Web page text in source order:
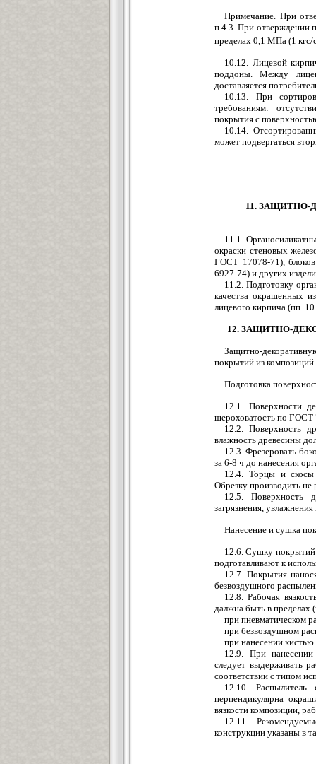
Примечание. При
п.4.3. При отверждении
пределах 0,1 МПа (1 кгс/
10.12. Лицевой
поддоны. Между
доставляется
10.13. При
требованиям:
покрытия с
10.14.
может подвергаться
11. ЗАЩИТНО-
11.1.
окраски стеновых
ГОСТ 17078-71),
6927-74) и других
11.2. Подготовку
качества окрашенных
лицевого кирпича (пп.
12. ЗАЩИТНО-
Защитно-
покрытий из
Подготовка
12.1. Поверхности
шероховатость по ГОСТ
12.2. Поверхность
влажность древесины
12.3. Фрезеровать
за 6-8 ч до нанесения
12.4. Торцы и скосы
Обрезку производить не
12.5. Поверхность
загрязнения,
Нанесение и сушка
12.6. Сушку покрытий
подготавливают к
12.7. Покрытия
безвоздушного
12.8. Рабочая
далжна быть в пределах
при пневматическом
при безвоздушном
при нанесении
12.9. При нанесении
следует выдерживать
соответствии с типом
12.10.
перпендикулярна
вязкости композиции,
12.11.
конструкции указаны в